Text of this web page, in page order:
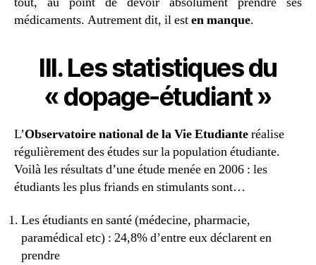
médicaments. Autrement dit, il estenmanque.
III. Les statistiques du
« dopage-étudiant »
L’Observatoire national de la Vie Etudianteréalise
régulièrement des études sur la population étudiante.
Voilà les résultats d’une étude menée en 2006 : les
étudiants les plus friands en stimulants sont…
Les étudiants en santé (médecine, pharmacie,
paramédical etc) : 24,8% d’entre eux déclarent en
prendre